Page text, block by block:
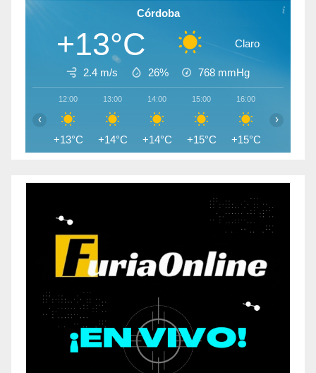
Córdoba
+13°C Claro
2.4 m/s 26% 768 mmHg
12:00
+13°C
13:00
+14°C
14:00
+14°C
15:00
+15°C
16:00
+15°C
‹ ›